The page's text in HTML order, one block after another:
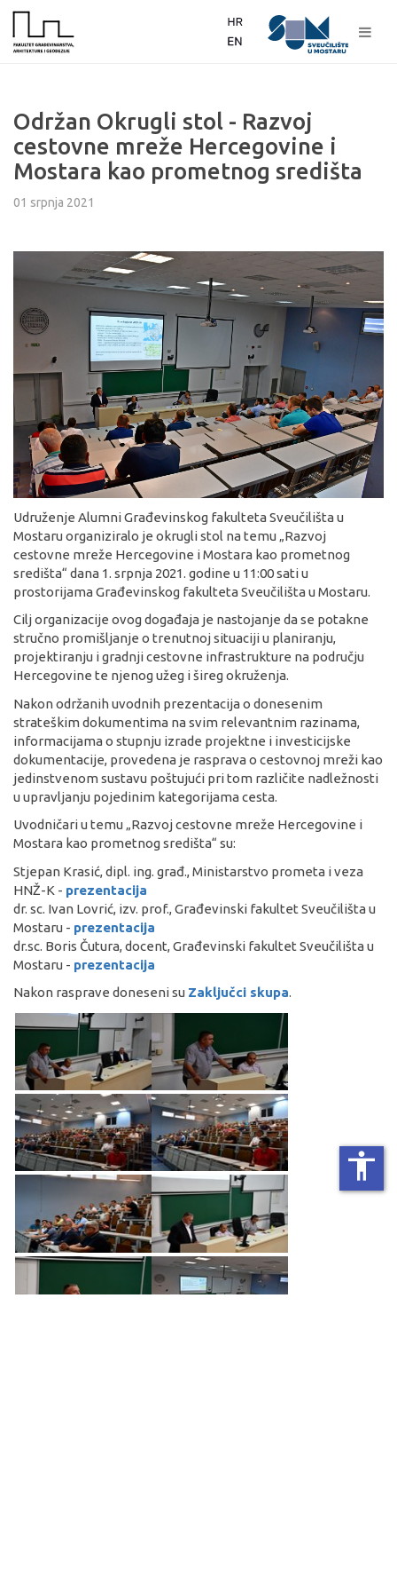
Održan Okrugli stol - Razvoj
cestovne mreže Hercegovine i
Mostara kao prometnog središta
01 srpnja 2021
Udruženje Alumni Građevinskog fakulteta Sveučilišta u
Mostaru organiziralo je okrugli stol na temu „Razvoj
cestovne mreže Hercegovine i Mostara kao prometnog
središta“ dana 1. srpnja 2021. godine u 11:00 sati u
prostorijama Građevinskog fakulteta Sveučilišta u Mostaru.
Cilj organizacije ovog događaja je nastojanje da se potakne
stručno promišljanje o trenutnoj situaciji u planiranju,
projektiranju i gradnji cestovne infrastrukture na području
Hercegovine te njenog užeg i šireg okruženja.
Nakon održanih uvodnih prezentacija o donesenim
strateškim dokumentima na svim relevantnim razinama,
informacijama o stupnju izrade projektne i investicijske
dokumentacije, provedena je rasprava o cestovnoj mreži kao
jedinstvenom sustavu poštujući pri tom različite nadležnosti
u upravljanju pojedinim kategorijama cesta.
Uvodničari u temu „Razvoj cestovne mreže Hercegovine i
Mostara kao prometnog središta“ su:
Stjepan Krasić, dipl. ing. građ., Ministarstvo prometa i veza
HNŽ-K - prezentacija
dr. sc. Ivan Lovrić, izv. prof., Građevinski fakultet Sveučilišta u
Mostaru - prezentacija
dr.sc. Boris Čutura, docent, Građevinski fakultet Sveučilišta u
Mostaru - prezentacija
Nakon rasprave doneseni su Zaključci skupa.
accessibility